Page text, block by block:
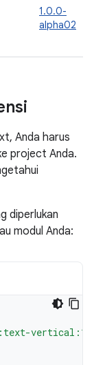
1.0.0-
alpha02
Anda harus
project Anda.
diperlukan
modul Anda: